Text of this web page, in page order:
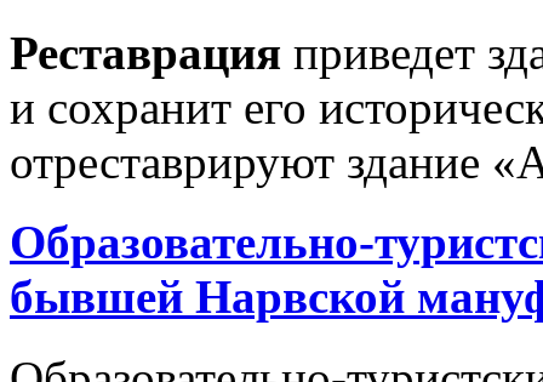
Реставрация приведет
и сохранит его
отреставрируют здание
Образовательно-
бывшей Нарвской